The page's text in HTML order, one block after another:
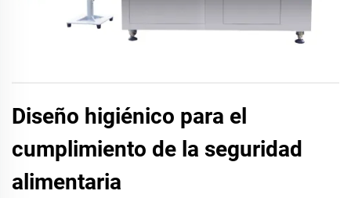
Diseño higiénico para el
cumplimiento de la seguridad
alimentaria